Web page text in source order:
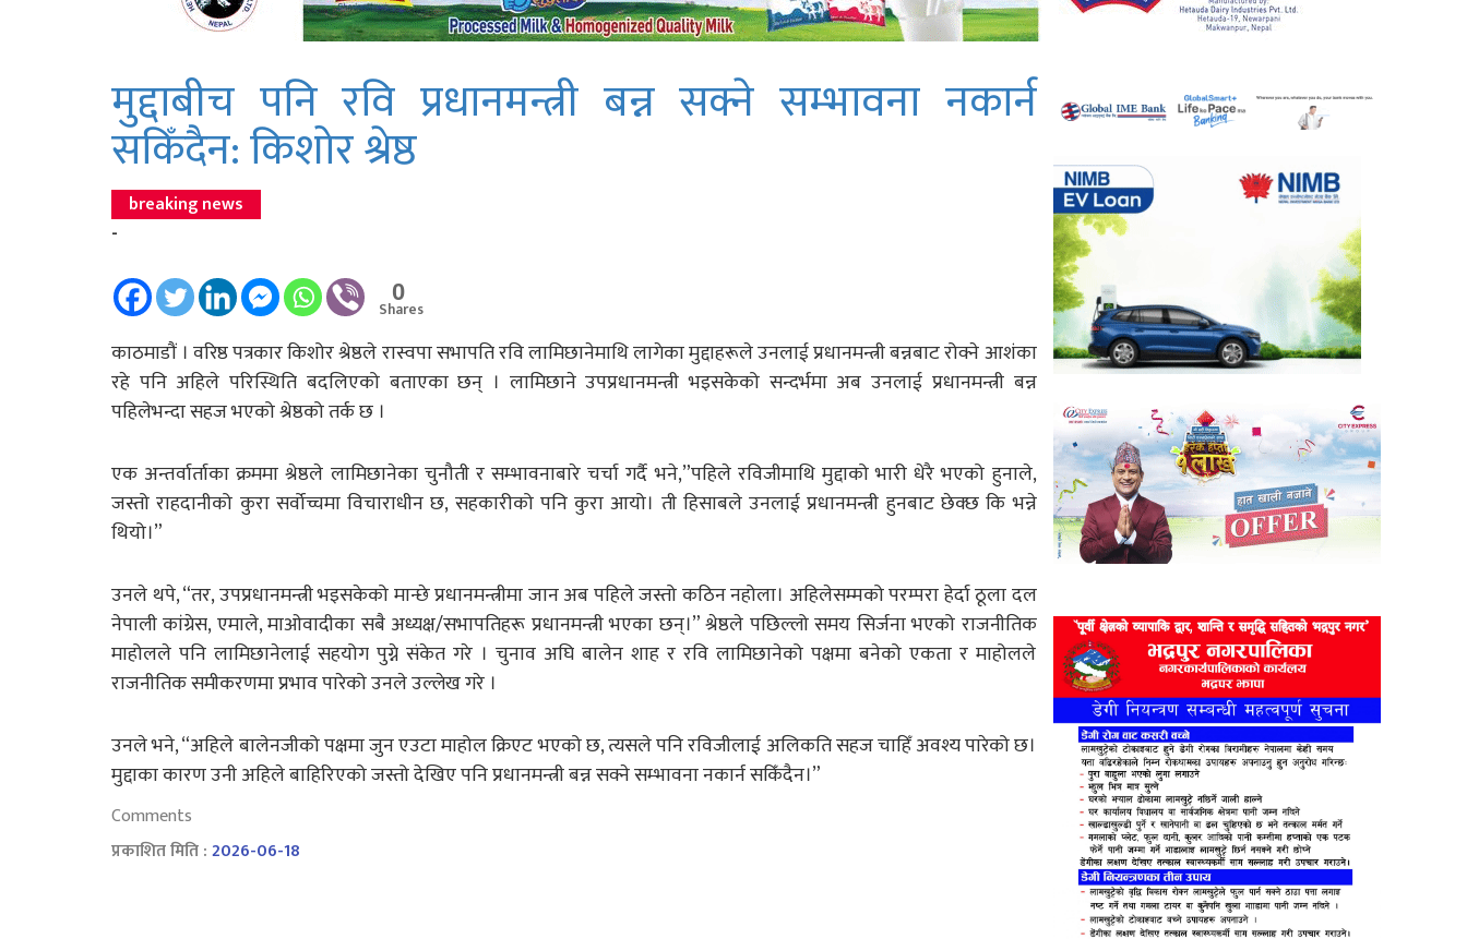
मुद्दाबीच पनि रवि प्रधानमन्त्री बन्न सक्ने सम्भावना नकार्न
सकिँदैन: किशोर श्रेष्ठ
breaking news
-
0
Shares
काठमाडौं । वरिष्ठ पत्रकार किशोर श्रेष्ठले रास्वपा सभापति रवि लामिछानेमाथि लागेका मुद्दाहरूले उनलाई प्रधानमन्त्री बन्नबाट रोक्ने आशंका
रहे पनि अहिले परिस्थिति बदलिएको बताएका छन् । लामिछाने उपप्रधानमन्त्री भइसकेको सन्दर्भमा अब उनलाई प्रधानमन्त्री बन्न
पहिलेभन्दा सहज भएको श्रेष्ठको तर्क छ ।
एक अन्तर्वार्ताका क्रममा श्रेष्ठले लामिछानेका चुनौती र सम्भावनाबारे चर्चा गर्दै भने,”पहिले रविजीमाथि मुद्दाको भारी धेरै भएको हुनाले,
जस्तो राहदानीको कुरा सर्वोच्चमा विचाराधीन छ, सहकारीको पनि कुरा आयो। ती हिसाबले उनलाई प्रधानमन्त्री हुनबाट छेक्छ कि भन्ने
थियो।”
उनले थपे, “तर, उपप्रधानमन्त्री भइसकेको मान्छे प्रधानमन्त्रीमा जान अब पहिले जस्तो कठिन नहोला। अहिलेसम्मको परम्परा हेर्दा ठूला दल
नेपाली कांग्रेस, एमाले, माओवादीका सबै अध्यक्ष/सभापतिहरू प्रधानमन्त्री भएका छन्।” श्रेष्ठले पछिल्लो समय सिर्जना भएको राजनीतिक
माहोलले पनि लामिछानेलाई सहयोग पुग्ने संकेत गरे । चुनाव अघि बालेन शाह र रवि लामिछानेको पक्षमा बनेको एकता र माहोलले
राजनीतिक समीकरणमा प्रभाव पारेको उनले उल्लेख गरे ।
उनले भने, “अहिले बालेनजीको पक्षमा जुन एउटा माहोल क्रिएट भएको छ, त्यसले पनि रविजीलाई अलिकति सहज चाहिँ अवश्य पारेको छ।
मुद्दाका कारण उनी अहिले बाहिरिएको जस्तो देखिए पनि प्रधानमन्त्री बन्न सक्ने सम्भावना नकार्न सकिँदैन।”
Comments
प्रकाशित मिति :2026-06-18